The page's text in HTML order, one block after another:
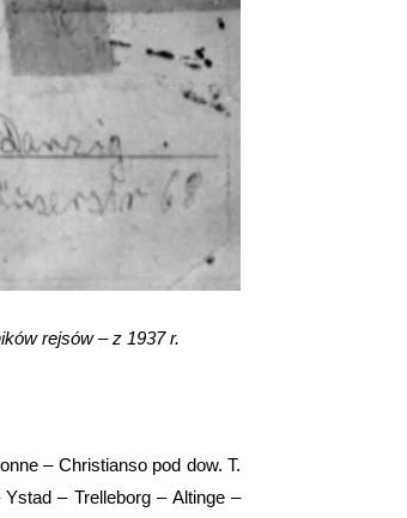
rejsów – z 1937 r.
– Christianso pod dow. T.
Ystad – Trelleborg – Altinge –